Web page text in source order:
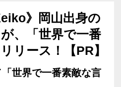
》岡山出身の
、「世界で一番
リース！【PR】
世界で一番素敵な言